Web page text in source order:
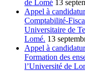
de Lomé 13
Appel à
Comptabilité-
Universitaire de
Lomé. 13
Appel à
Formation des
l’Université de